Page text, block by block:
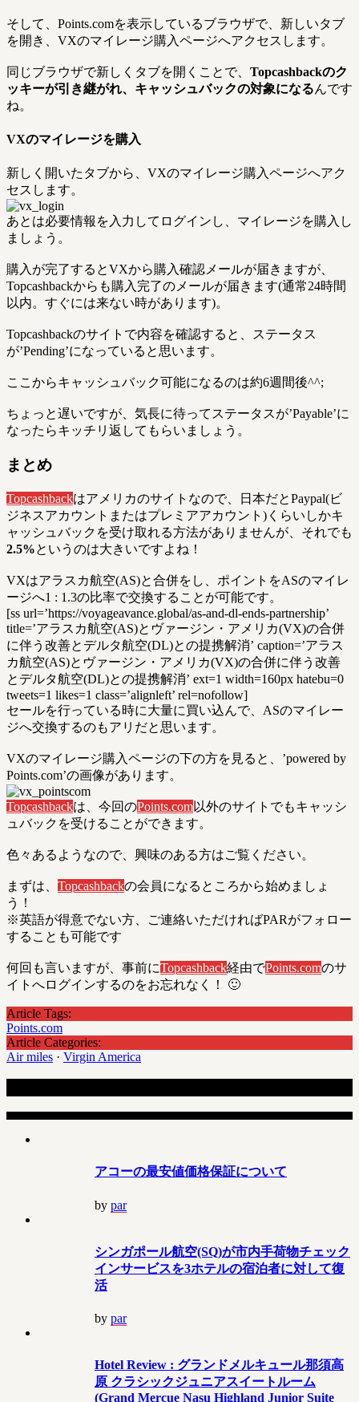
そして、Points.comを表示しているブラウザで、新しいタブ
を開き、VXのマイレージ購入ページへアクセスします。
同じブラウザで新しくタブを開くことで、 Topcashbackのク
ッキーが引き継がれ、キャッシュバックの対象になるんです
ね。
VXのマイレージを購入
新しく開いたタブから、VXのマイレージ購入ページへアク
セスします。
あとは必要情報を入力してログインし、マイレージを購入し
ましょう。
購入が完了するとVXから購入確認メールが届きますが、
Topcashbackからも購入完了のメールが届きます(通常24時間
以内。すぐには来ない時があります)。
Topcashbackのサイトで内容を確認すると、ステータス
が’Pending’になっていると思います。
ここからキャッシュバック可能になるのは約6週間後^^;
ちょっと遅いですが、気長に待ってステータスが’Payable’に
なったらキッチリ返してもらいましょう。
まとめ
Topcashbackはアメリカのサイトなので、日本だとPaypal(ビ
ジネスアカウントまたはプレミアアカウント)くらいしかキ
ャッシュバックを受け取れる方法がありませんが、それでも
2.5%というのは大きいですよね！
VXはアラスカ航空(AS)と合併をし、ポイントをASのマイレ
ージへ1 : 1.3の比率で交換することが可能です。
[ss url=’https://voyageavance.global/as-and-dl-ends-partnership’
title=’アラスカ航空(AS)とヴァージン・アメリカ(VX)の合併
に伴う改善とデルタ航空(DL)との提携解消’ caption=’アラス
カ航空(AS)とヴァージン・アメリカ(VX)の合併に伴う改善
とデルタ航空(DL)との提携解消’ ext=1 width=160px hatebu=0
tweets=1 likes=1 class=’alignleft’ rel=nofollow]
セールを行っている時に大量に買い込んで、ASのマイレー
ジへ交換するのもアリだと思います。
VXのマイレージ購入ページの下の方を見ると、’powered by
Points.com’の画像があります。
Topcashbackは、今回のPoints.com以外のサイトでもキャッシ
ュバックを受けることができます。
色々あるようなので、興味のある方はご覧ください。
まずは、 Topcashbackの会員になるところから始めましょ
う！
※英語が得意でない方、ご連絡いただければPARがフォロー
することも可能です
何回も言いますが、事前にTopcashback経由でPoints.comのサ
イトへログインするのをお忘れなく！ 🙂
Article Tags:
Points.com
Article Categories:
Air miles · Virgin America
アコーの最安値価格保証について
by par
シンガポール航空(SQ)が市内手荷物チェック
インサービスを3ホテルの宿泊者に対して復
活
by par
Hotel Review : グランドメルキュール那須高
原 クラシックジュニアスイートルーム
(Grand Mercue Nasu Highland Junior Suite